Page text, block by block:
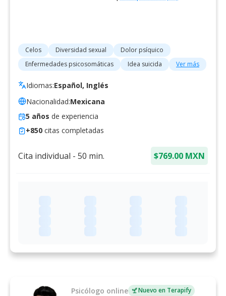
Celos Diversidad sexual
Dolor psíquico
Enfermedades psicosomáticas
Idea suicida Ver más
Idiomas:Español, Inglés
Nacionalidad:Mexicana
5 años de experiencia
+850 citas completadas
Cita individual - 50 min. $769.00 MXN
Psicólogo online Nuevo en Terapify